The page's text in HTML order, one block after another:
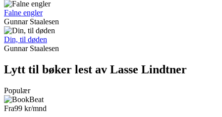
Falne engler
Gunnar Staalesen
Din, til døden
Gunnar Staalesen
Lytt til bøker lest av Lasse Lindtner
Populær
Fra99 kr/mnd